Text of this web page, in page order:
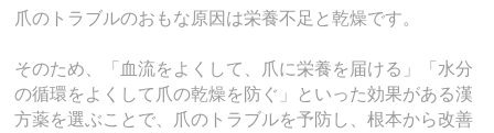
爪のトラブルのおもな原因は栄養不足と乾燥です。
そのため、「血流をよくして、爪に栄養を届ける」「水分
の循環をよくして爪の乾燥を防ぐ」といった効果がある漢
方薬を選ぶことで、爪のトラブルを予防し、根本から改善